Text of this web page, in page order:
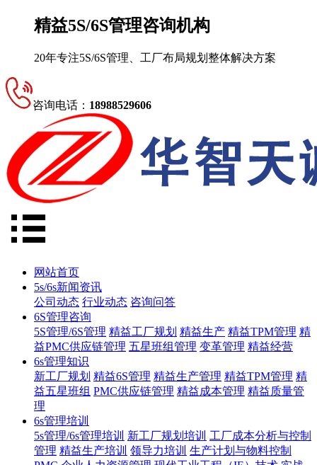
精益5S/6S管理咨询机构
20年专注5S/6S管理、工厂布局规划整体解决方案
咨询电话： 18988529606
网站首页
5s/6s新闻资讯
公司动态 行业动态 咨询问答
6S管理咨询
5S管理/6S管理 精益工厂规划 精益生产 精益TPM管理 精
益PMC供应链管理 五星班组管理 变革管理 精益经营
6s管理知识
新工厂规划 精益6S管理 精益生产管理 精益TPM管理 精
益五星班组 PMC供应链管理 精益成本管理 精益质量管
理
6s管理培训
5s管理/6s管理培训 新工厂规划培训 工厂成本分析与控制
管理 精益生产培训 领导力培训 生产计划与物料控制